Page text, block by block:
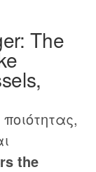
The
the